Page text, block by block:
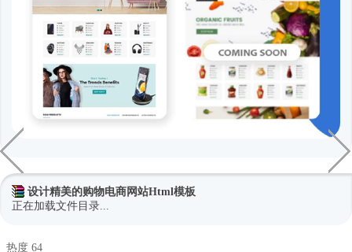
设计精美的购物电商网站Html模板
正在加载文件目录...
热度 64